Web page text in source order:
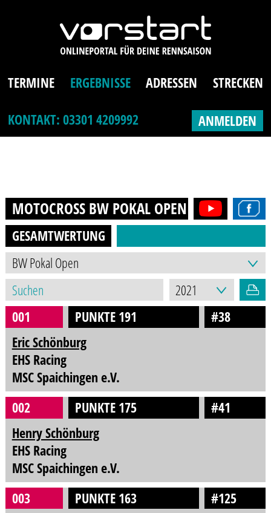
TERMINE ERGEBNISSE ADRESSEN
STRECKEN
KONTAKT: 03301 4209992
ANMELDEN
MOTOCROSS BW POKAL OPEN (AB 16J.)
GESAMTWERTUNG
001 PUNKTE 191
#38
Eric Schönburg
EHS Racing
MSC Spaichingen e.V.
002
PUNKTE 175
#41
Henry Schönburg
EHS Racing
MSC Spaichingen e.V.
003
PUNKTE 163
#125